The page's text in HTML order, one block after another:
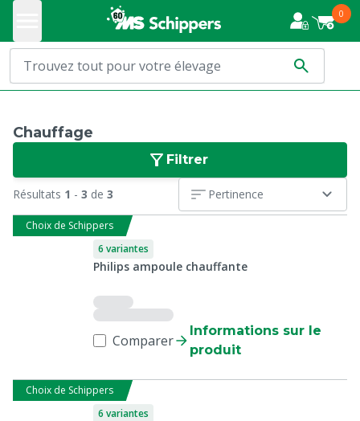
0
Chauffage
Filtrer
Résultats 1 - 3 de 3 Pertinence
Choix de Schippers
6 variantes
Philips ampoule chauffante
Comparer
Informations sur le
produit
Choix de Schippers
6 variantes